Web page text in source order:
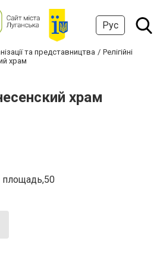
Рус
та представництва
Релігійні
храм
храм
площадь,50